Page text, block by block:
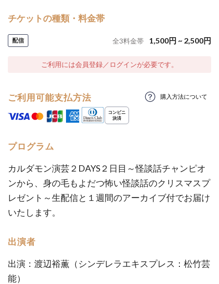
チケットの種類・料金帯
配信 全3料金帯 1,500円 ~ 2,500円
ご利用には会員登録／ログインが必要です。
ご利用可能支払方法 購入方法について
プログラム
カルダモン演芸２DAYS２日目～怪談話チャンピオ
ンから、身の毛もよだつ怖い怪談話のクリスマスプ
レゼント～生配信と１週間のアーカイブ付でお届け
いたします。
出演者
出演：渡辺裕薫（シンデレラエキスプレス：松竹芸
能）